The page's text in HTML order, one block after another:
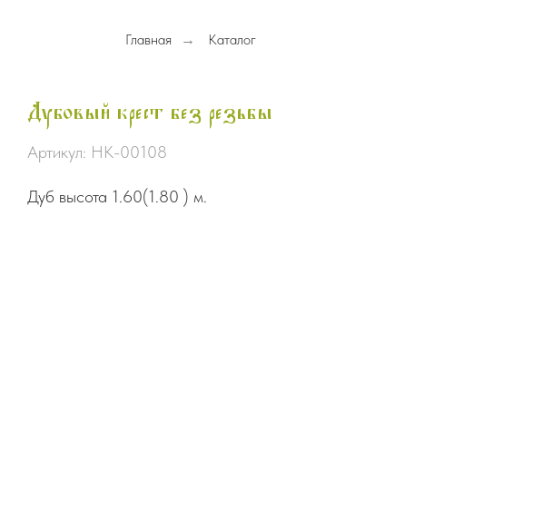
Главная → Каталог
Дубовый крест без резьбы
Артикул: НК-00108
Дуб высота 1.60(1.80 ) м.